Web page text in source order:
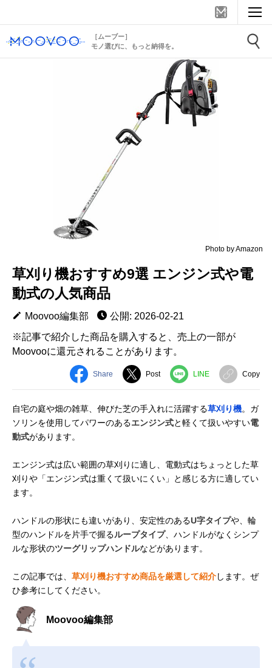
［ムーブー］
モノ選びに、もっと納得を。
Photo by Amazon
草刈り機おすすめ9選 エンジン式や電
動式の人気商品
Moovoo編集部
公開: 2026-02-21
※記事で紹介した商品を購入すると、売上の一部が
Moovooに還元されることがあります。
Share Post LINE Copy
自宅の庭や畑の雑草、伸びた芝の手入れに活躍する草刈り機。ガ
ソリンを使用してパワーのあるエンジン式と軽くて扱いやすい電
動式があります。
エンジン式は広い範囲の草刈りに適し、電動式はちょっとした草
刈りや「エンジン式は重くて扱いにくい」と感じる方に適してい
ます。
ハンドルの形状にも違いがあり、安定性のあるU字タイプや、輪
型のハンドルを片手で握るループタイプ、ハンドルがなくシンプ
ルな形状のツーグリップハンドルなどがあります。
この記事では、 草刈り機おすすめ商品を厳選して紹介します。ぜ
ひ参考にしてください。
Moovoo編集部